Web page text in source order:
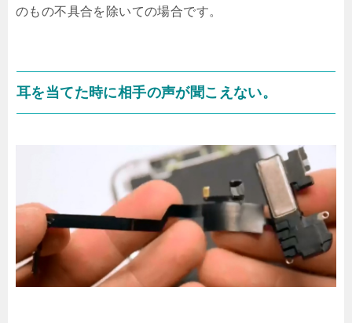
のもの不具合を除いての場合です。
耳を当てた時に相手の声が聞こえない。